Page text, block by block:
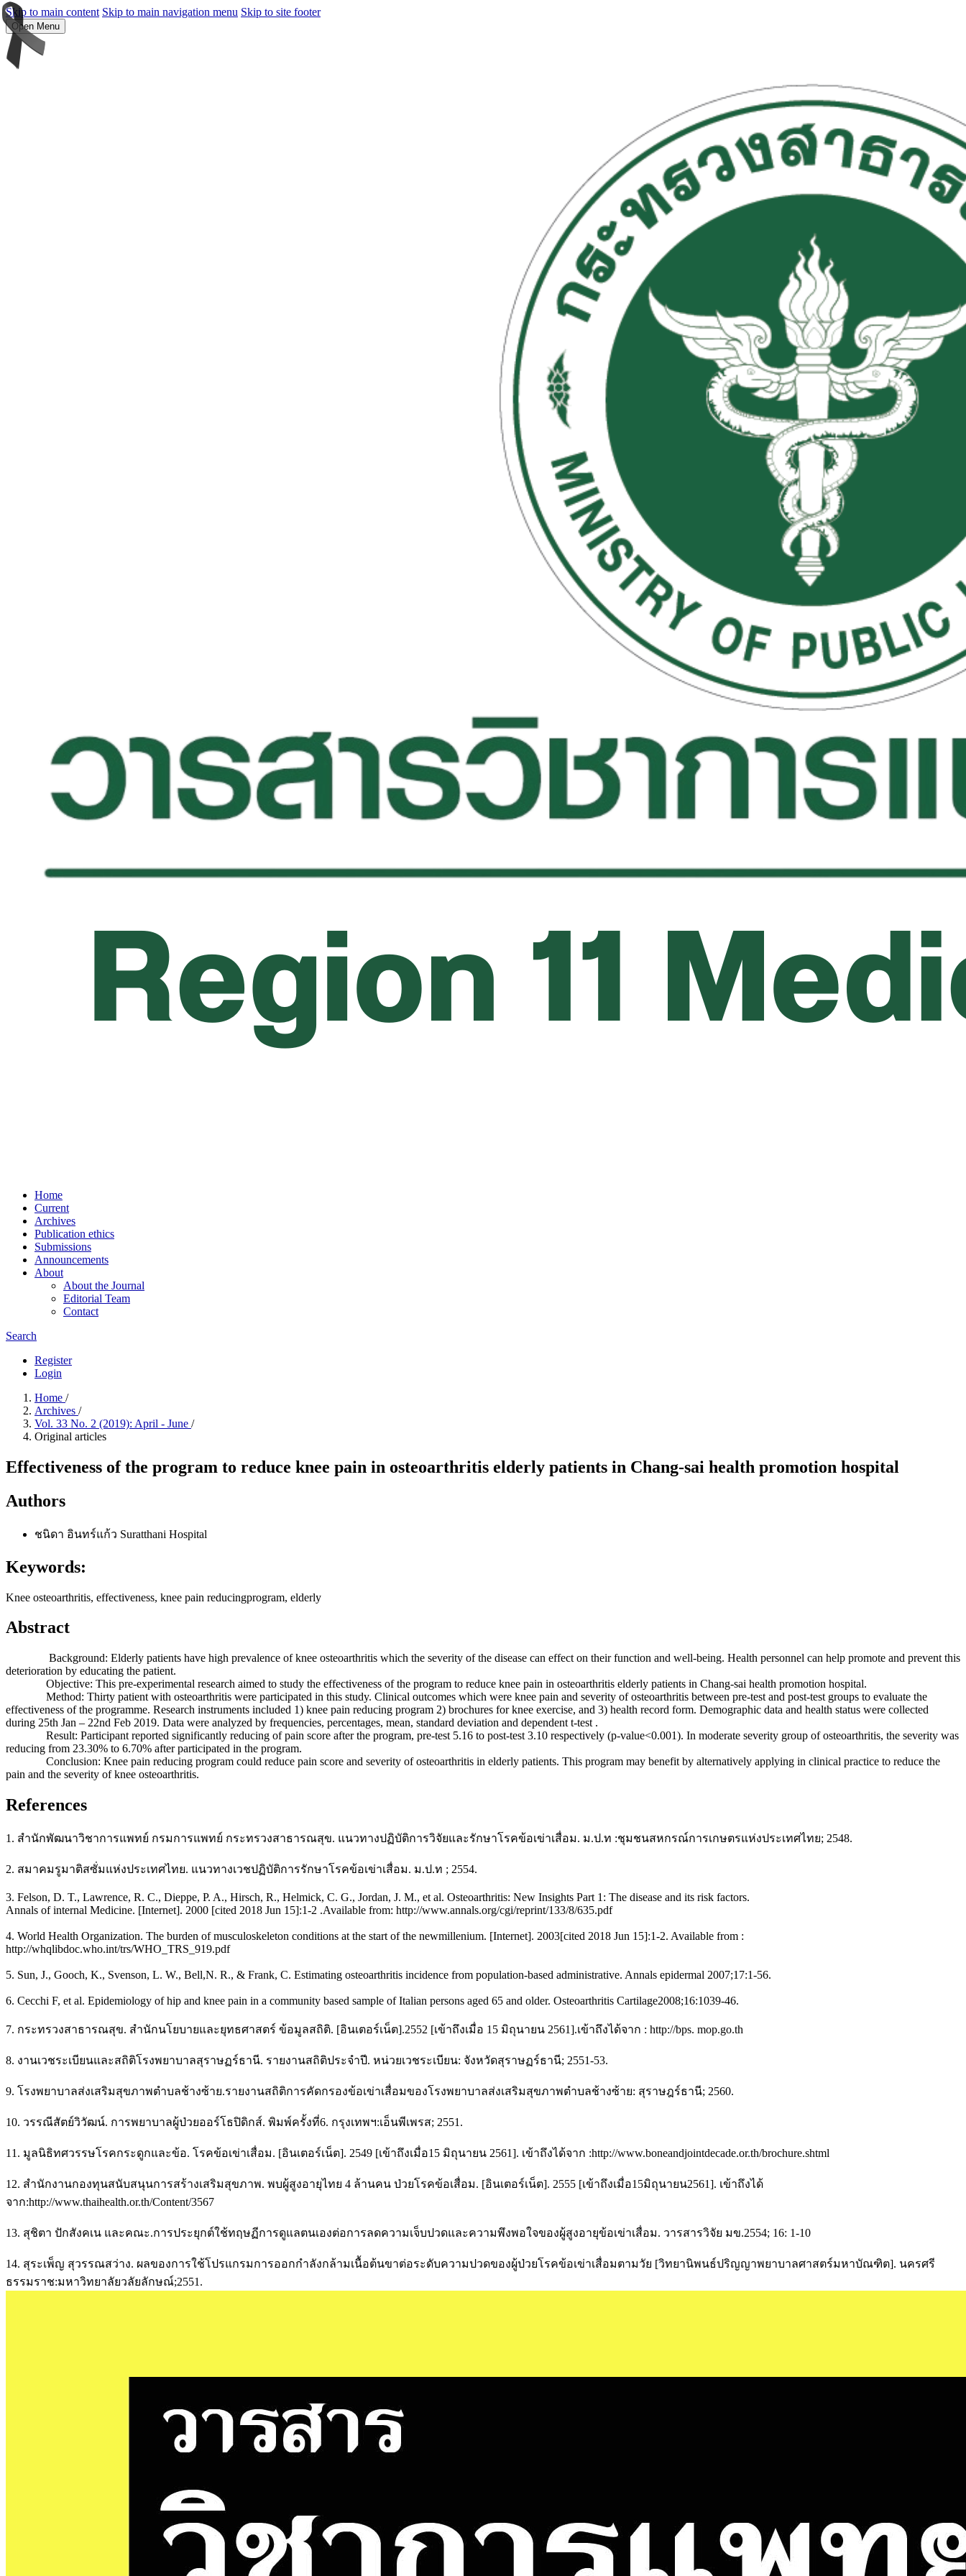
Skip to main content Skip to main navigation menu Skip to site footer
Open Menu
Home
Current
Archives
Publication ethics
Submissions
Announcements
About
About the Journal
Editorial Team
Contact
Search
Register
Login
Home /
Archives /
Vol. 33 No. 2 (2019): April - June /
Original articles
Effectiveness of the program to reduce knee pain in osteoarthritis elderly patients in Chang-sai health promotion hospital
Authors
ชนิดา อินทร์แก้ว Suratthani Hospital
Keywords:
Knee osteoarthritis, effectiveness, knee pain reducingprogram, elderly
Abstract
Background: Elderly patients have high prevalence of knee osteoarthritis which the severity of the disease can effect on their function and well-being. Health personnel can help promote and prevent this
deterioration by educating the patient.
Objective: This pre-experimental research aimed to study the effectiveness of the program to reduce knee pain in osteoarthritis elderly patients in Chang-sai health promotion hospital.
Method: Thirty patient with osteoarthritis were participated in this study. Clinical outcomes which were knee pain and severity of osteoarthritis between pre-test and post-test groups to evaluate the
effectiveness of the programme. Research instruments included 1) knee pain reducing program 2) brochures for knee exercise, and 3) health record form. Demographic data and health status were collected
during 25th Jan – 22nd Feb 2019. Data were analyzed by frequencies, percentages, mean, standard deviation and dependent t-test .
Result: Participant reported significantly reducing of pain score after the program, pre-test 5.16 to post-test 3.10 respectively (p-value<0.001). In moderate severity group of osteoarthritis, the severity was
reducing from 23.30% to 6.70% after participated in the program.
Conclusion: Knee pain reducing program could reduce pain score and severity of osteoarthritis in elderly patients. This program may benefit by alternatively applying in clinical practice to reduce the
pain and the severity of knee osteoarthritis.
References
1. สำนักพัฒนาวิชาการแพทย์ กรมการแพทย์ กระทรวงสาธารณสุข. แนวทางปฏิบัติการวิจัยและรักษาโรคข้อเข่าเสื่อม. ม.ป.ท :ชุมชนสหกรณ์การเกษตรแห่งประเทศไทย; 2548.
2. สมาคมรูมาติสซั่มแห่งประเทศไทย. แนวทางเวชปฏิบัติการรักษาโรคข้อเข่าเสื่อม. ม.ป.ท ; 2554.
3. Felson, D. T., Lawrence, R. C., Dieppe, P. A., Hirsch, R., Helmick, C. G., Jordan, J. M., et al. Osteoarthritis: New Insights Part 1: The disease and its risk factors.
Annals of internal Medicine. [Internet]. 2000 [cited 2018 Jun 15]:1-2 .Available from: http://www.annals.org/cgi/reprint/133/8/635.pdf
4. World Health Organization. The burden of musculoskeleton conditions at the start of the newmillenium. [Internet]. 2003[cited 2018 Jun 15]:1-2. Available from :
http://whqlibdoc.who.int/trs/WHO_TRS_919.pdf
5. Sun, J., Gooch, K., Svenson, L. W., Bell,N. R., & Frank, C. Estimating osteoarthritis incidence from population-based administrative. Annals epidermal 2007;17:1-56.
6. Cecchi F, et al. Epidemiology of hip and knee pain in a community based sample of Italian persons aged 65 and older. Osteoarthritis Cartilage2008;16:1039-46.
7. กระทรวงสาธารณสุข. สำนักนโยบายและยุทธศาสตร์ ข้อมูลสถิติ. [อินเตอร์เน็ต].2552 [เข้าถึงเมื่อ 15 มิถุนายน 2561].เข้าถึงได้จาก : http://bps. mop.go.th
8. งานเวชระเบียนและสถิติโรงพยาบาลสุราษฏร์ธานี. รายงานสถิติประจำปี. หน่วยเวชระเบียน: จังหวัดสุราษฏร์ธานี; 2551-53.
9. โรงพยาบาลส่งเสริมสุขภาพตำบลช้างซ้าย.รายงานสถิติการคัดกรองข้อเข่าเสื่อมของโรงพยาบาลส่งเสริมสุขภาพตำบลช้างซ้าย: สุราษฎร์ธานี; 2560.
10. วรรณีสัตย์วิวัฒน์. การพยาบาลผู้ป่วยออร์โธปิดิกส์. พิมพ์ครั้งที่6. กรุงเทพฯ:เอ็นพีเพรส; 2551.
11. มูลนิธิทศวรรษโรคกระดูกและข้อ. โรคข้อเข่าเสื่อม. [อินเตอร์เน็ต]. 2549 [เข้าถึงเมื่อ15 มิถุนายน 2561]. เข้าถึงได้จาก :http://www.boneandjointdecade.or.th/brochure.shtml
12. สำนักงานกองทุนสนับสนุนการสร้างเสริมสุขภาพ. พบผู้สูงอายุไทย 4 ล้านคน ป่วยโรคข้อเสื่อม. [อินเตอร์เน็ต]. 2555 [เข้าถึงเมื่อ15มิถุนายน2561]. เข้าถึงได้
จาก:http://www.thaihealth.or.th/Content/3567
13. สุชิตา ปักสังคเน และคณะ.การประยุกต์ใช้ทฤษฏีการดูแลตนเองต่อการลดความเจ็บปวดและความพึงพอใจของผู้สูงอายุข้อเข่าเสื่อม. วารสารวิจัย มข.2554; 16: 1-10
14. สุระเพ็ญ สุวรรณสว่าง. ผลของการใช้โปรแกรมการออกกำลังกล้ามเนื้อต้นขาต่อระดับความปวดของผู้ป่วยโรคข้อเข่าเสื่อมตามวัย [วิทยานิพนธ์ปริญญาพยาบาลศาสตร์มหาบัณฑิต]. นครศรี
ธรรมราช:มหาวิทยาลัยวลัยลักษณ์;2551.